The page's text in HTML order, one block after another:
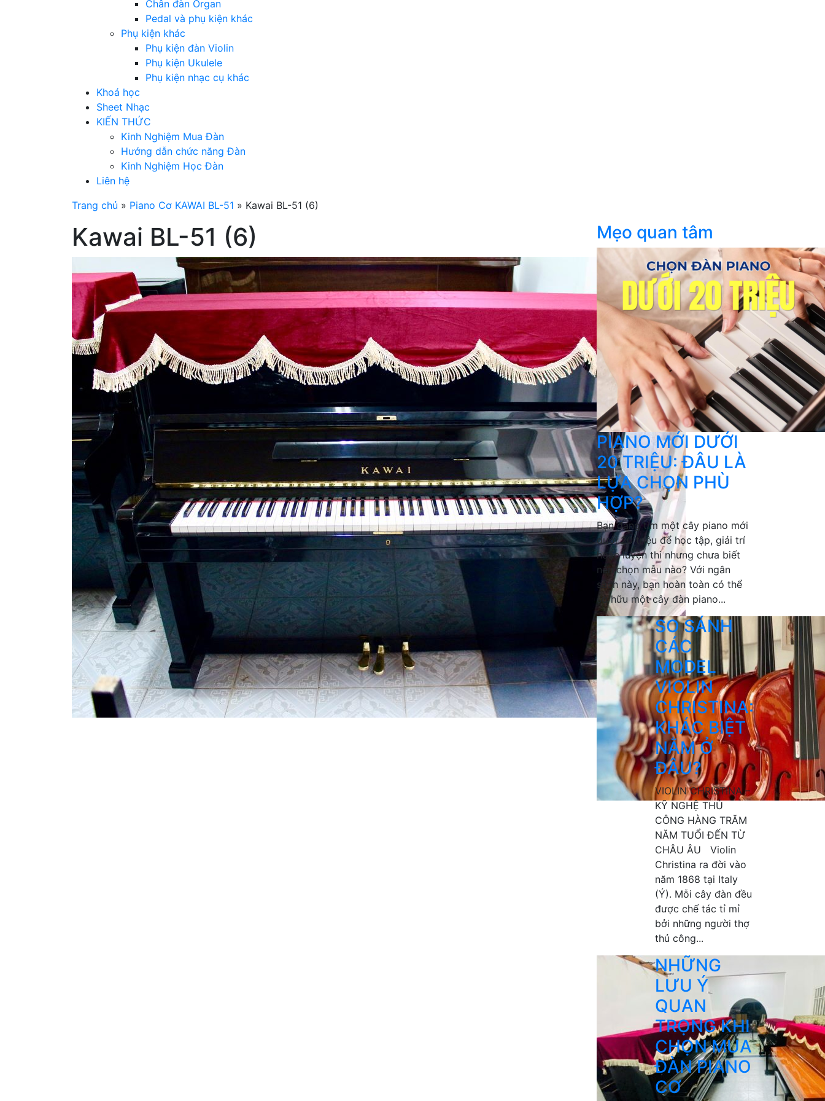
Chân đàn Organ
Pedal và phụ kiện khác
Phụ kiện khác
Phụ kiện đàn Violin
Phụ kiện Ukulele
Phụ kiện nhạc cụ khác
Khoá học
Sheet Nhạc
KIẾN THỨC
Kinh Nghiệm Mua Đàn
Hướng dẫn chức năng Đàn
Kinh Nghiệm Học Đàn
Liên hệ
Trang chủ » Piano Cơ KAWAI BL-51 » Kawai BL-51 (6)
Kawai BL-51 (6) Mẹo quan tâm
PIANO MỚI DƯỚI
20 TRIỆU: ĐÂU LÀ
LỰA CHỌN PHÙ
HỢP?
Bạn đang tìm một cây piano mới
dưới 20 triệu để học tập, giải trí
hoặc luyện thi nhưng chưa biết
nên chọn mẫu nào? Với ngân
sách này, bạn hoàn toàn có thể
sở hữu một cây đàn piano...
SO SÁNH
CÁC
MODEL
VIOLIN
CHRISTINA:
KHÁC BIỆT
NẰM Ở
ĐÂU?
VIOLIN CHRISTINA –
KỸ NGHỆ THỦ
CÔNG HÀNG TRĂM
NĂM TUỔI ĐẾN TỪ
CHÂU ÂU Violin
Christina ra đời vào
năm 1868 tại Italy
(Ý). Mỗi cây đàn đều
được chế tác tỉ mỉ
bởi những người thợ
thủ công...
NHỮNG
LƯU Ý
QUAN
TRỌNG KHI
CHỌN MUA
ĐÀN PIANO
CƠ